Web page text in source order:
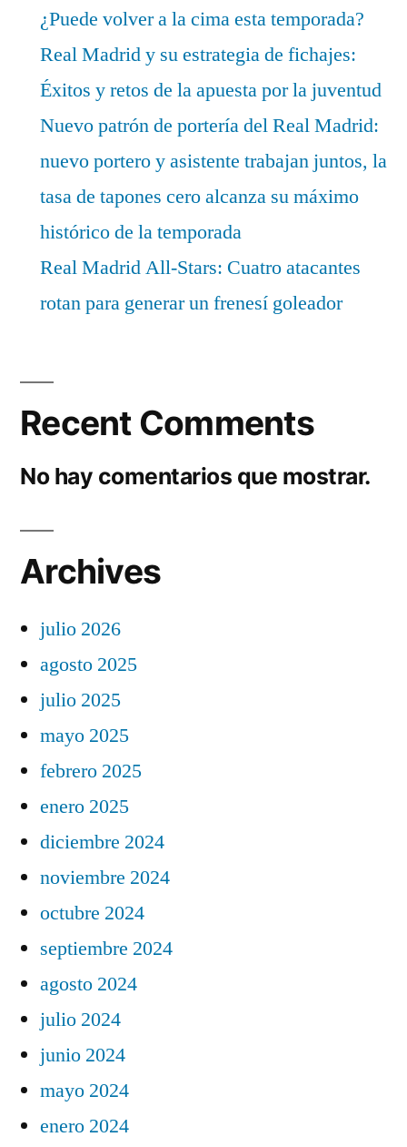
¿Puede volver a la cima esta temporada?
Real Madrid y su estrategia de fichajes:
Éxitos y retos de la apuesta por la juventud
Nuevo patrón de portería del Real Madrid:
nuevo portero y asistente trabajan juntos, la
tasa de tapones cero alcanza su máximo
histórico de la temporada
Real Madrid All-Stars: Cuatro atacantes
rotan para generar un frenesí goleador
Recent Comments
No hay comentarios que mostrar.
Archives
julio 2026
agosto 2025
julio 2025
mayo 2025
febrero 2025
enero 2025
diciembre 2024
noviembre 2024
octubre 2024
septiembre 2024
agosto 2024
julio 2024
junio 2024
mayo 2024
enero 2024